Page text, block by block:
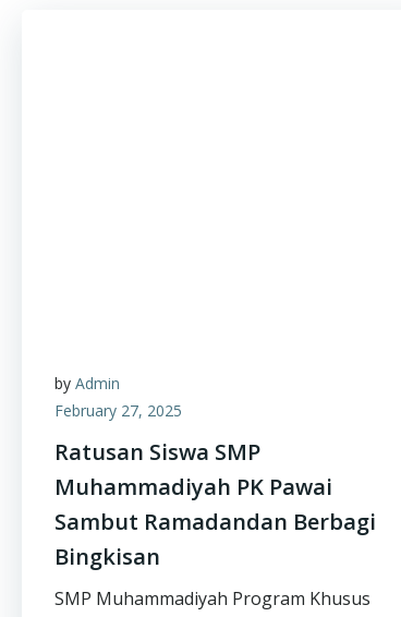
by Admin
February 27, 2025
Ratusan Siswa SMP
Muhammadiyah PK Pawai
Sambut Ramadandan Berbagi
Bingkisan
SMP Muhammadiyah Program Khusus